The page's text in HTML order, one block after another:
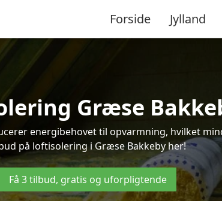
Forside Jylland
Græse
energibehovet til opvarmning, hvilket
på loftisolering i Græse Bakkeby her!
Få 3 tilbud, gratis og uforpligtende